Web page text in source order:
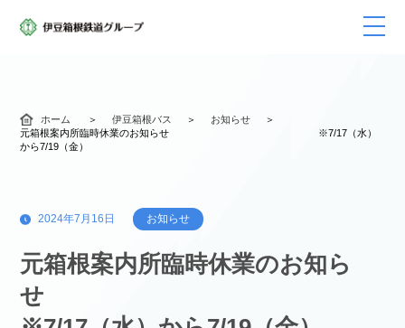
ホーム 伊豆箱根バス
お知らせ
元箱根案内所臨時休業のお知らせ ※7/17（水）
から7/19（金）
2024年7月16日 お知らせ
元箱根案内所臨時休業のお知ら
せ